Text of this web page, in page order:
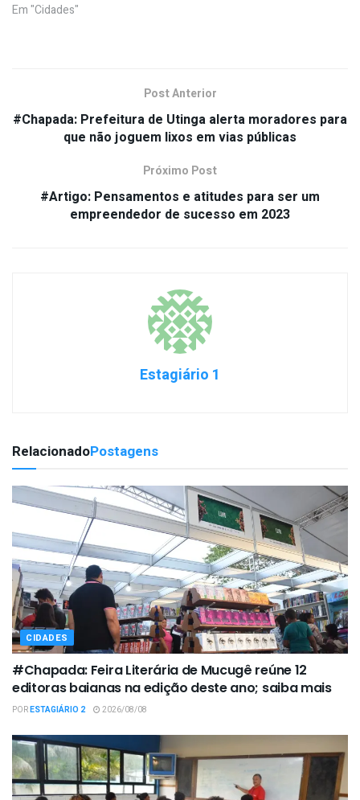
Em "Cidades"
Post Anterior
#Chapada: Prefeitura de Utinga alerta moradores para
que não joguem lixos em vias públicas
Próximo Post
#Artigo: Pensamentos e atitudes para ser um
empreendedor de sucesso em 2023
Estagiário 1
RelacionadoPostagens
CIDADES
#Chapada: Feira Literária de Mucugê reúne 12
editoras baianas na edição deste ano; saiba mais
PORESTAGIÁRIO 2 2026/08/08